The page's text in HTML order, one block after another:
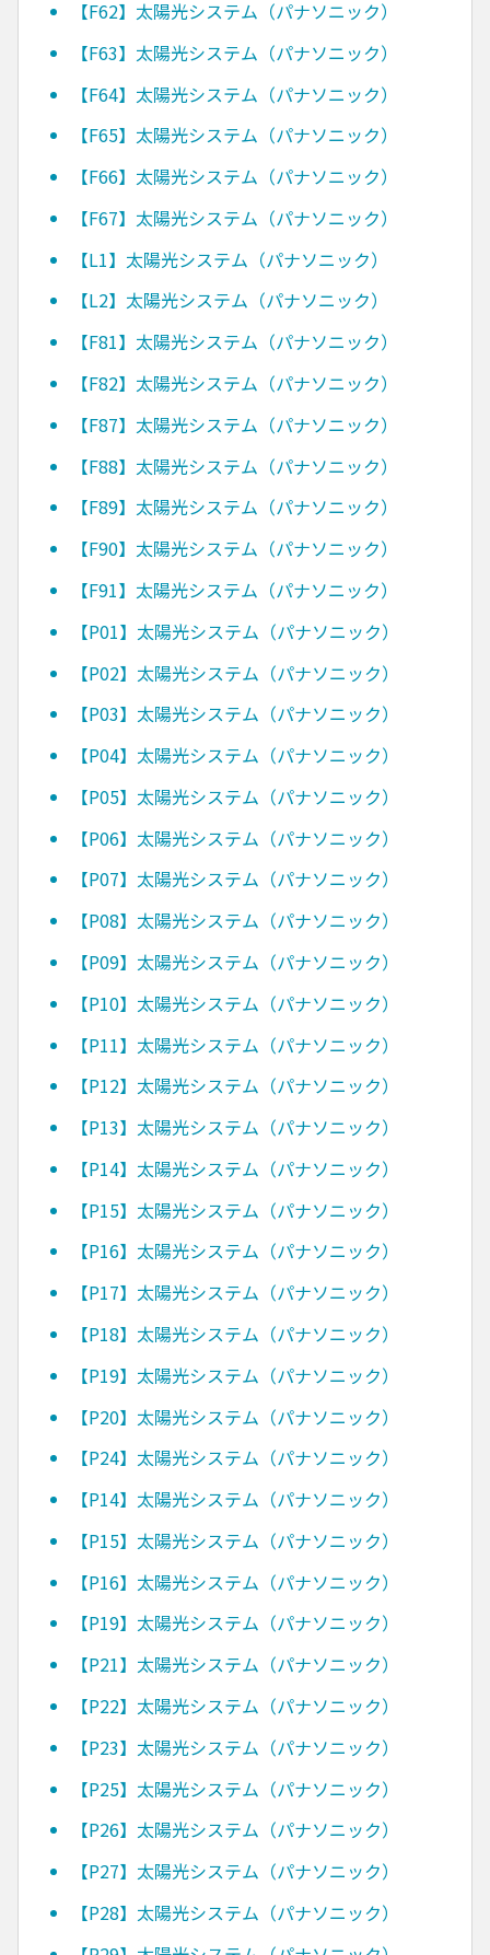
【F62】太陽光システム（パナソニック）
【F63】太陽光システム（パナソニック）
【F64】太陽光システム（パナソニック）
【F65】太陽光システム（パナソニック）
【F66】太陽光システム（パナソニック）
【F67】太陽光システム（パナソニック）
【L1】太陽光システム（パナソニック）
【L2】太陽光システム（パナソニック）
【F81】太陽光システム（パナソニック）
【F82】太陽光システム（パナソニック）
【F87】太陽光システム（パナソニック）
【F88】太陽光システム（パナソニック）
【F89】太陽光システム（パナソニック）
【F90】太陽光システム（パナソニック）
【F91】太陽光システム（パナソニック）
【P01】太陽光システム（パナソニック）
【P02】太陽光システム（パナソニック）
【P03】太陽光システム（パナソニック）
【P04】太陽光システム（パナソニック）
【P05】太陽光システム（パナソニック）
【P06】太陽光システム（パナソニック）
【P07】太陽光システム（パナソニック）
【P08】太陽光システム（パナソニック）
【P09】太陽光システム（パナソニック）
【P10】太陽光システム（パナソニック）
【P11】太陽光システム（パナソニック）
【P12】太陽光システム（パナソニック）
【P13】太陽光システム（パナソニック）
【P14】太陽光システム（パナソニック）
【P15】太陽光システム（パナソニック）
【P16】太陽光システム（パナソニック）
【P17】太陽光システム（パナソニック）
【P18】太陽光システム（パナソニック）
【P19】太陽光システム（パナソニック）
【P20】太陽光システム（パナソニック）
【P24】太陽光システム（パナソニック）
【P14】太陽光システム（パナソニック）
【P15】太陽光システム（パナソニック）
【P16】太陽光システム（パナソニック）
【P19】太陽光システム（パナソニック）
【P21】太陽光システム（パナソニック）
【P22】太陽光システム（パナソニック）
【P23】太陽光システム（パナソニック）
【P25】太陽光システム（パナソニック）
【P26】太陽光システム（パナソニック）
【P27】太陽光システム（パナソニック）
【P28】太陽光システム（パナソニック）